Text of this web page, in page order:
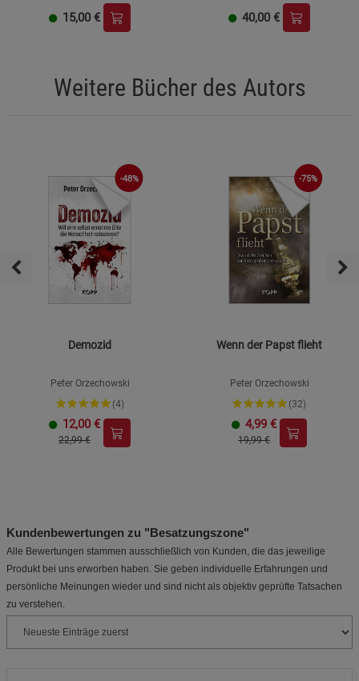
15,00 € 40,00 €
Weitere Bücher des Autors
-48%
Demozid
Peter Orzechowski
(4)
12,00 €
22,99 €
-75%
Wenn der Papst flieht
Peter Orzechowski
(32)
4,99 €
19,99 €
Kundenbewertungen zu "Besatzungszone"
Alle Bewertungen stammen ausschließlich von Kunden, die das jeweilige
Produkt bei uns erworben haben. Sie geben individuelle Erfahrungen und
persönliche Meinungen wieder und sind nicht als objektiv geprüfte Tatsachen
zu verstehen.